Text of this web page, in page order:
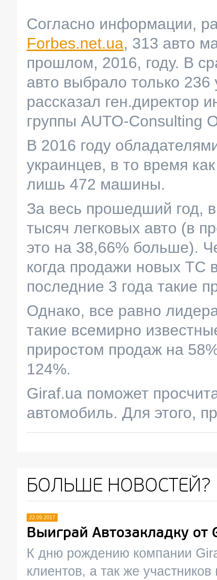
Согласно информации,
Forbes.net.ua, 313 авто
прошлом, 2016, году. В
авто выбрало только 236
рассказал ген.директор
группы AUTO-Consulting
В 2016 году
украинцев, в то время
лишь 472 машины.
За весь прошедший год,
тысяч легковых авто (в
это на 38,66% больше).
когда продажи новых ТС
последние 3 года такие
Однако, все равно
такие всемирно
приростом продаж на
124%.
Giraf.ua поможет
автомобиль. Для этого,
БОЛЬШЕ НОВОСТЕЙ?
22.09.2017
Выиграй Автозакладку от
К дню рождению компании
клиентов, а так же